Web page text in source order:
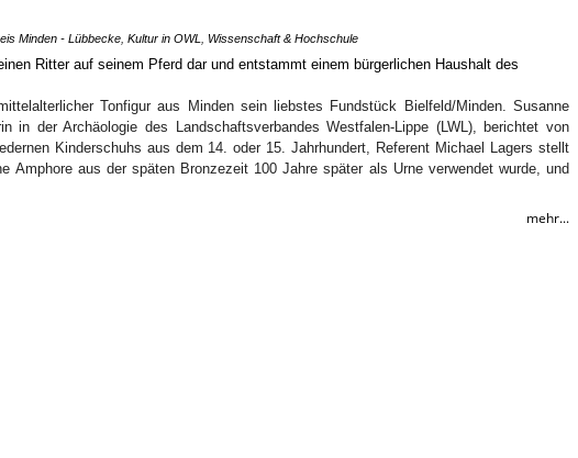
Minden - Lübbecke Kultur in OWL Wissenschaft & Hochschule
Tonfigur aus Minden sein liebstes Fundstück Bielfeld/Minden. Susanne
in der Archäologie des Landschaftsverbandes Westfalen-Lippe (LWL), berichtet von
Kinderschuhs aus dem 14. oder 15. Jahrhundert, Referent Michael Lagers stellt
Amphore aus der späten Bronzezeit 100 Jahre später als Urne verwendet wurde, und
mehr...